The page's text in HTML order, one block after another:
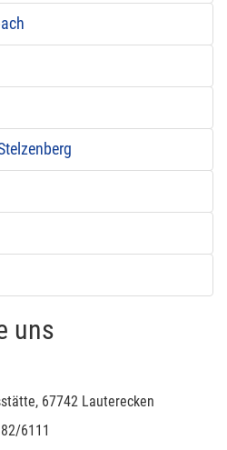
uns
67742 Lauterecken
6111